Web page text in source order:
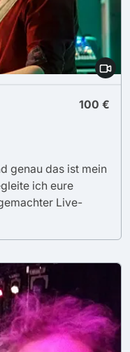
100 €
genau das ist mein
ich eure
Live-